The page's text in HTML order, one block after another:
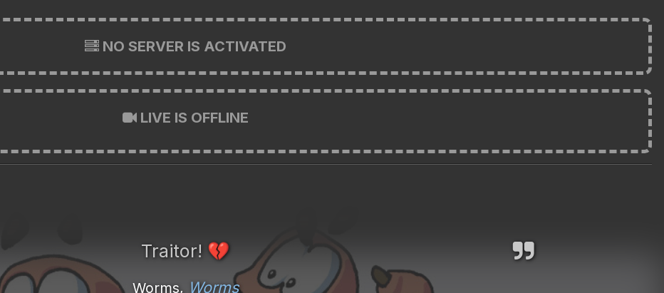
NO SERVER IS ACTIVATED
LIVE IS OFFLINE
Traitor! 💔
Worms, Worms